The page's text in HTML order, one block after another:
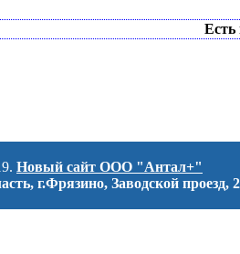
Есть
Новый сайт ООО "Антал+"
г.Фрязино, Заводской проезд, 2